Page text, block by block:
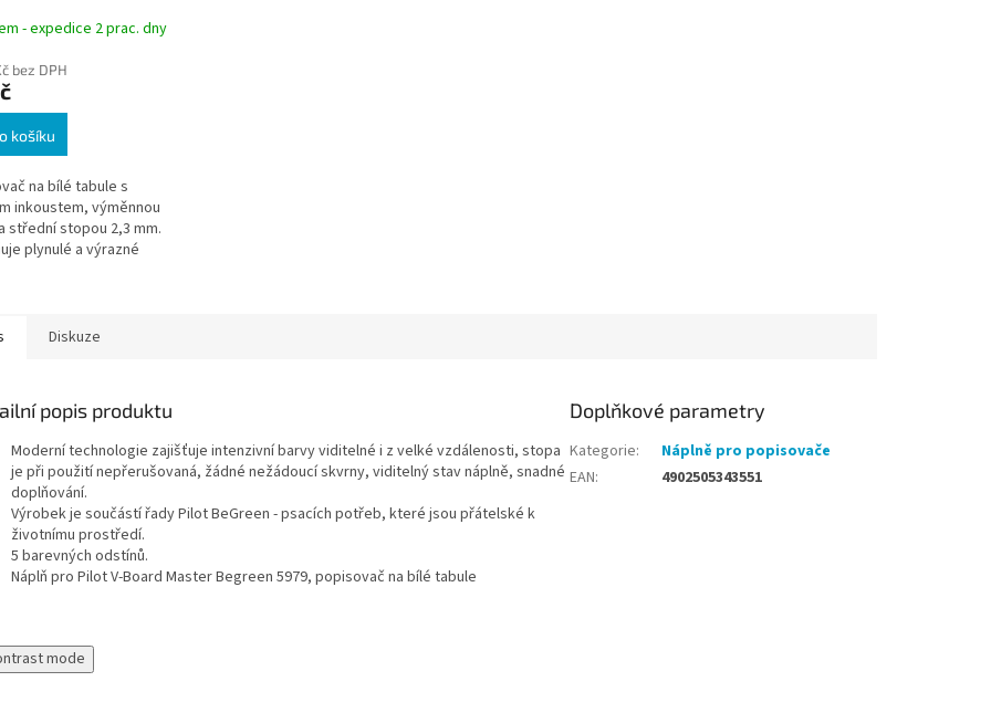
- expedice 2 prac. dny
bez DPH
košíku
na bílé tabule s
inkoustem, výměnnou
střední stopou 2,3 mm.
plynulé a výrazné
Diskuze
popis produktu
Moderní technologie zajišťuje intenzivní barvy viditelné i z velké vzdálenosti, stopa
je při použití nepřerušovaná, žádné nežádoucí skvrny, viditelný stav náplně, snadné
doplňování.
Výrobek je součástí řady Pilot BeGreen - psacích potřeb, které jsou přátelské k
životnímu prostředí.
5 barevných odstínů.
Náplň pro Pilot V-Board Master Begreen 5979, popisovač na bílé tabule
Doplňkové parametry
Kategorie:
Náplně pro popisovače
EAN: 4902505343551
mode